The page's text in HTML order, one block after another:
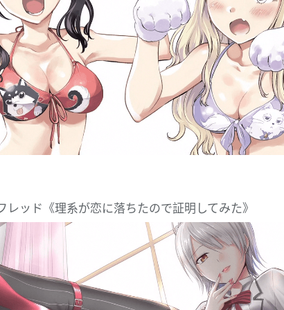
レッド《理系が恋に落ちたので証明してみた》